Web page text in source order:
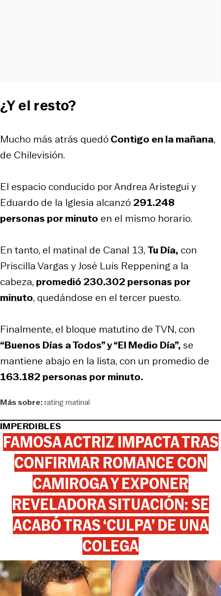
¿Y el resto?
Mucho más atrás quedóContigo en la mañana,
de Chilevisión.
El espacio conducido por Andrea Aristegui y
Eduardo de la Iglesia alcanzó 291.248
personas por minuto en el mismo horario.
En tanto, el matinal de Canal 13,Tu Día, con
Priscilla Vargas y José Luis Reppening a la
cabeza, promedió 230.302 personas por
minuto, quedándose en el tercer puesto.
Finalmente, el bloque matutino de TVN, con
“Buenos Días a Todos” y “El Medio Día”,se
mantiene abajo en la lista, con un promedio de
163.182 personas por minuto.
Más sobre:rating matinal
IMPERDIBLES
FAMOSA ACTRIZ IMPACTA TRAS
CONFIRMAR ROMANCE CON
CAMIROGA Y EXPONER
REVELADORA SITUACIÓN: SE
ACABÓ TRAS ‘CULPA’ DE UNA
COLEGA